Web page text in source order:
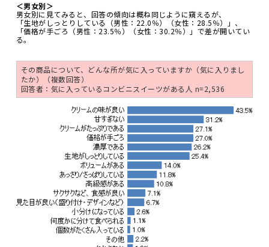
＜男女別＞
男女別に見てみると、回答の傾向は概ね同じように窺えるが、
「生地がしっとりしている（男性：22.0％）（女性：28.5％）」、
「価格が手ごろ（男性：23.5％）（女性：30.2％）」で差が開いてい
る。
その商品について、どんな所が気に入っていますか（気に入りまし
たか）（複数回答）
回答者：気に入っているコンビニスイーツがある人 n=2,536